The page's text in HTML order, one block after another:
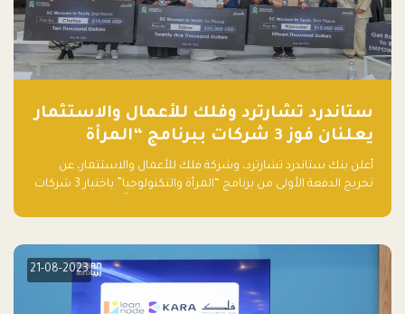
ستاندرد تشارترد وفلك للأعمال والاستثمار
يعلنان فوز 3 شركات ببرنامج “المرأة
والتكنولوجيا”
أعلن بنك ستاندرد تشارترد، وشركة فلك للأعمال والاستثمار، عن
تخريج الدفعة الأولى من برنامج “المرأة والتكنولوجيا” باختيار 3 شركات
الأعمال، اللواتي خضعن لبرنامج حاضنة مدته 8 أسابيع، أفكاراً مبتكرة
21-08-2023